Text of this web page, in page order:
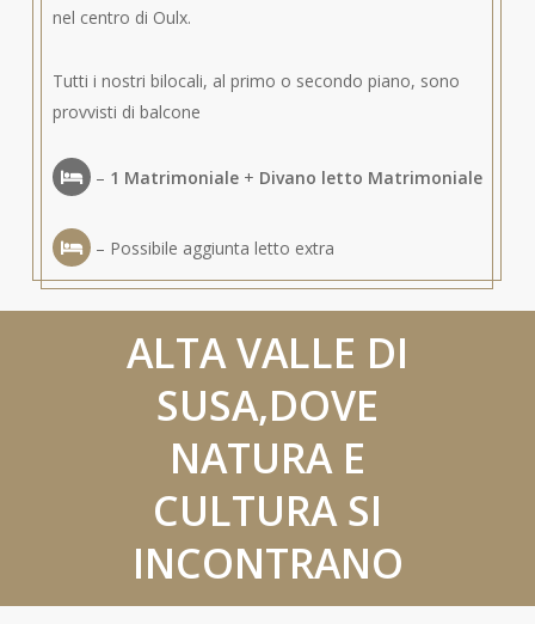
nel centro di Oulx.
Tutti i nostri bilocali, al primo o secondo piano, sono
provvisti di balcone
– 1 Matrimoniale+ Divano letto Matrimoniale
– Possibile aggiunta letto extra
ALTA VALLE DI
SUSA,DOVE
NATURA E
CULTURA SI
INCONTRANO